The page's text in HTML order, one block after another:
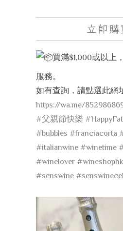
立即購
買滿$1,000或以上
服務。
如有查詢，請點選此網
https://wa.me/
#父親節快樂
#bubbles #franciacorta
#italianwine #winetime
#winelover #wineshophk
#senswine